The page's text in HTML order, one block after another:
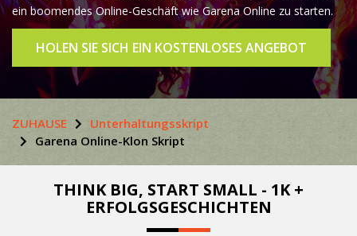
ein boomendes Online-Geschäft wie Garena Online zu starten.
HOLEN SIE SICH EIN KOSTENLOSES ANGEBOT
ZUHAUSE
Unterhaltungsskript
Garena Online-Klon Skript
THINK BIG, START SMALL - 1K +
ERFOLGSGESCHICHTEN